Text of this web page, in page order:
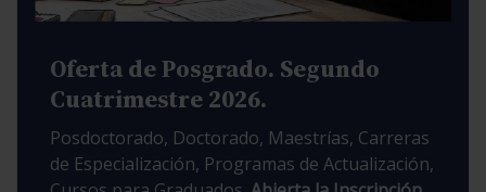
Oferta de Posgrado. Segundo
Cuatrimestre 2026.
Posdoctorado, Doctorado, Maestrías, Carreras
de Especialización, Programas de Actualización,